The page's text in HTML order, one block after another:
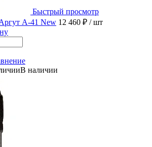
Быстрый просмотр
А-41 New 12 460 ₽ / шт
В наличии